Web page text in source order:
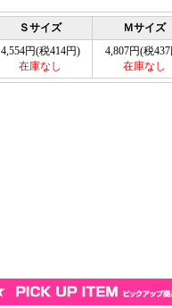
Ｓサイズ
Ｍサイズ
4,554円(税414円)
在庫なし
4,807円(税
在庫なし